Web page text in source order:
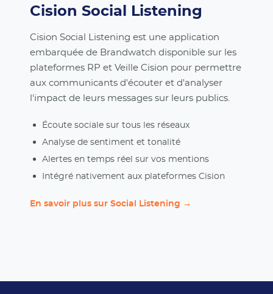
Cision Social Listening
Cision Social Listening est une application
embarquée de Brandwatch disponible sur les
plateformes RP et Veille Cision pour permettre
aux communicants d'écouter et d'analyser
l'impact de leurs messages sur leurs publics.
Écoute sociale sur tous les réseaux
Analyse de sentiment et tonalité
Alertes en temps réel sur vos mentions
Intégré nativement aux plateformes Cision
En savoir plus sur Social Listening →